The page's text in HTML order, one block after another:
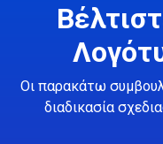
Οι παρακάτω
διαδικασία